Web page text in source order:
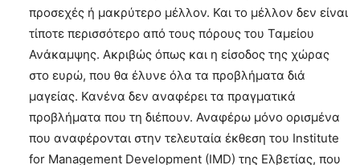
προσεχές ή μακρύτερο μέλλον. Και το μέλλον δεν είναι
τίποτε περισσότερο από τους πόρους του Ταμείου
Ανάκαμψης. Ακριβώς όπως και η είσοδος της χώρας
στο ευρώ, που θα έλυνε όλα τα προβλήματα διά
μαγείας. Κανένα δεν αναφέρει τα πραγματικά
προβλήματα που τη διέπουν. Αναφέρω μόνο ορισμένα
που αναφέρονται στην τελευταία έκθεση του Institute
for Management Development (IMD) της Ελβετίας, που